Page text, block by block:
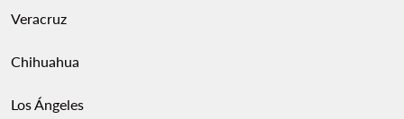
Veracruz
Chihuahua
Los Ángeles